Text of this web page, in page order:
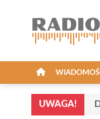
UWAGA!